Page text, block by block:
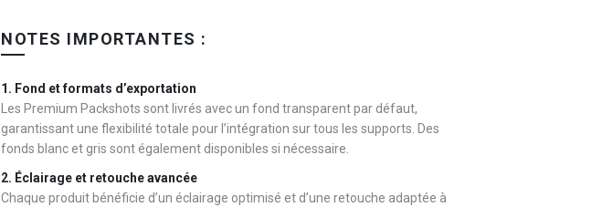
NOTES IMPORTANTES :
1. Fond et formats d’exportation
Les Premium Packshots sont livrés avec un fond transparent par défaut,
garantissant une flexibilité totale pour l’intégration sur tous les supports. Des
fonds blanc et gris sont également disponibles si nécessaire.
2. Éclairage et retouche avancée
Chaque produit bénéficie d’un éclairage optimisé et d’une retouche adaptée à